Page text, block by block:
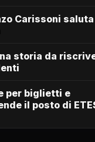
Carissoni
storia da
per biglietti e
il posto di